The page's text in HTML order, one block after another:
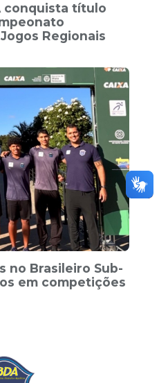
conquista título
Regionais
no Brasileiro Sub-
em competições